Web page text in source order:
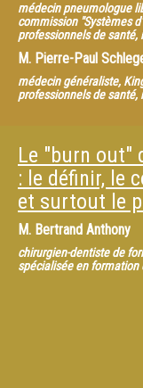
médecin pneumologue
commission "Systèmes
professionnels de santé,
M. Pierre-Paul
médecin généraliste,
professionnels de santé,
Le "burn out"
: le définir, le
et surtout le
M. Bertrand Anthony
chirurgien-dentiste de
spécialisée en formation